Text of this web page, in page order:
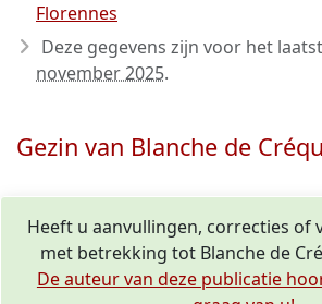
Florennes
Deze gegevens zijn voor het
november 2025.
Gezin van Blanche de
Heeft u aanvullingen, correcties of
met betrekking tot Blanche de
De auteur van deze publicatie